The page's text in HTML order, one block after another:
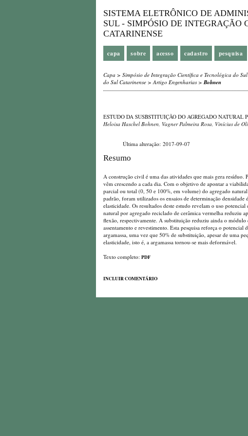
SISTEMA ELETRÔNICO DE
SUL - SIMPÓSIO DE INTEGRAÇÃO
CATARINENSE
capa sobre acesso cadastro pesquisa
Capa > Simpósio de Integração Científica e Tecnológica do
do Sul Catarinense >Artigo Engenharias > Bohnen
ESTUDO DA SUSBSTITUIÇÃO DO AGREGADO
Heloisa Haschel Bohnen, Vagner Palmeira Rosa, Vinícius de
Última alteração: 2017-09-07
Resumo
A construção civil é uma das atividades que mais gera resíduo.
vêm crescendo a cada dia. Com o objetivo de apontar a
parcial ou total (0, 50 e 100%, em volume) do agregado
padrão, foram utilizados os ensaios de determinação densidade
elasticidade. Os resultados deste estudo revelam o uso
natural por agregado reciclado de cerâmica vermelha reduziu
flexão, respectivamente. A substituição reduziu ainda o
assentamento e revestimento. Esta pesquisa reforça o
argamassa, uma vez que 50% de substituição, apesar de uma
elasticidade, isto é, a argamassa tornou-se mais deformável.
Texto completo: PDF
INCLUIR COMENTÁRIO